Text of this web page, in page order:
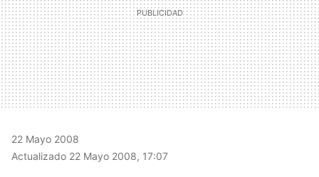
22 Mayo 2008
Actualizado 22 Mayo 2008, 17:07